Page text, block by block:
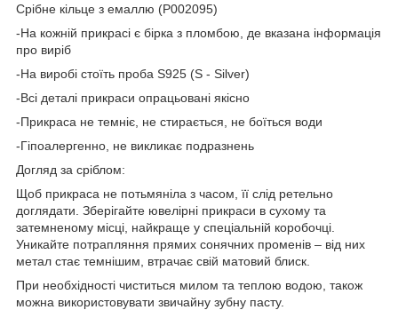
Срібне кільце з емаллю (P002095)
-На кожній прикрасі є бірка з пломбою, де вказана інформація
про виріб
-На виробі стоїть проба S925 (S - Silver)
-Всі деталі прикраси опрацьовані якісно
-Прикраса не темніє, не стирається, не боїться води
-Гіпоалергенно, не викликає подразнень
Догляд за сріблом:
Щоб прикраса не потьмяніла з часом, її слід ретельно
доглядати. Зберігайте ювелірні прикраси в сухому та
затемненому місці, найкраще у спеціальній коробочці.
Уникайте потрапляння прямих сонячних променів – від них
метал стає темнішим, втрачає свій матовий блиск.
При необхідності чиститься милом та теплою водою, також
можна використовувати звичайну зубну пасту.